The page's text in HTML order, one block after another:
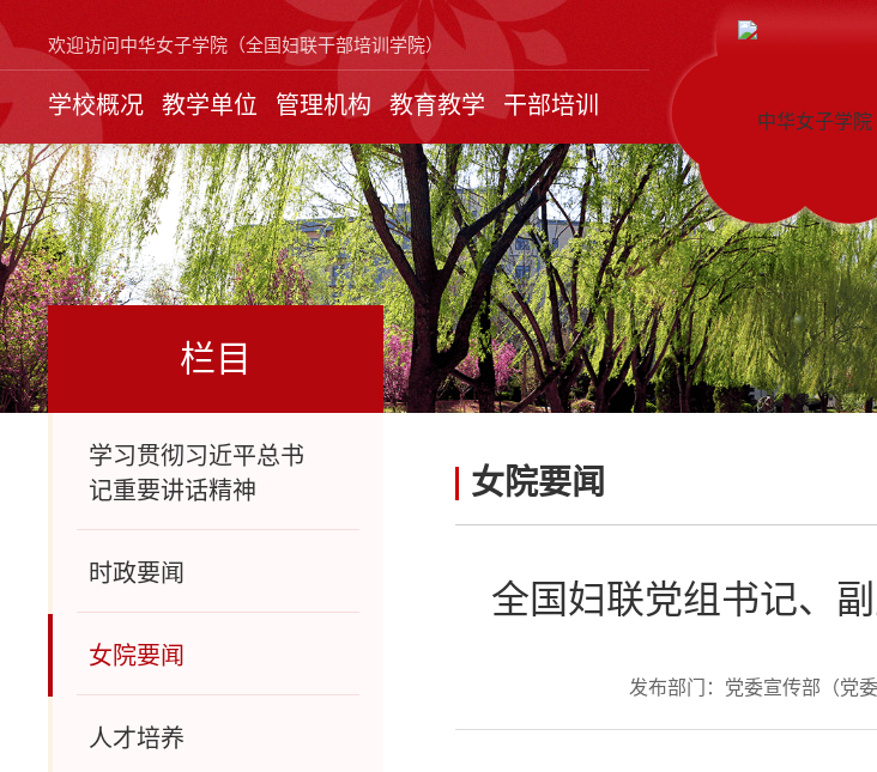
欢迎访问中华女子学院（全国妇联干部培训学院）
学校概况 教学单位 管理机构 教育教学 干部培训
栏目
学习贯彻习近平总书
记重要讲话精神
时政要闻
女院要闻
人才培养
女院要闻
全国妇联党组书记、
发布部门：党委宣传部（党